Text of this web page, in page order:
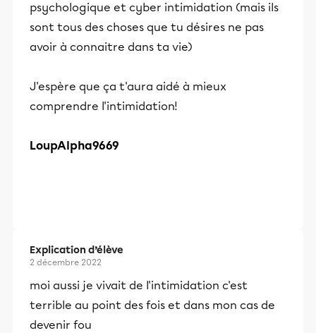
psychologique et cyber intimidation (mais ils
sont tous des choses que tu désires ne pas
avoir à connaitre dans ta vie)
J'espère que ça t'aura aidé à mieux
comprendre l'intimidation!
LoupAlpha9669
Explication d’élève
2 décembre 2022
moi aussi je vivait de l'intimidation c'est
terrible au point des fois et dans mon cas de
devenir fou